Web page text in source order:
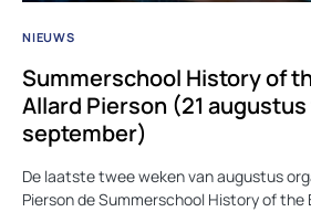
NIEUWS
Summerschool History of
Allard Pierson (21 augustus
september)
De laatste twee weken van augustus
Pierson de Summerschool History of the